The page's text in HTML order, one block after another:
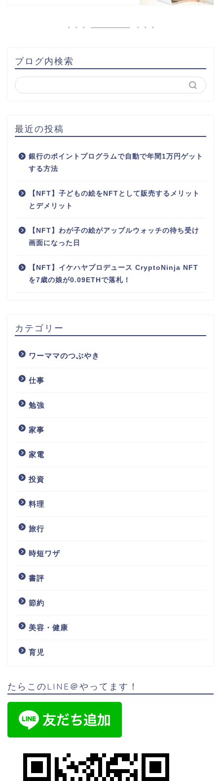
ブログ内検索
最近の投稿
銀行のポイントプログラムで自動で年間1万円ゲット
する方法
【NFT】子どもの絵をNFTとして販売するメリット
とデメリット
【NFT】わが子の絵がアップルウォッチの待ち受け
画面になった日
【NFT】イケハヤプロデュース CryptoNinja NFT
を7歳の娘が0.09ETHで落札！
カテゴリー
ワーママのつぶやき
仕事
勉強
家事
家電
投資
料理
旅行
時短ワザ
書評
節約
美容・健康
育児
たらこのLINE＠やってます！